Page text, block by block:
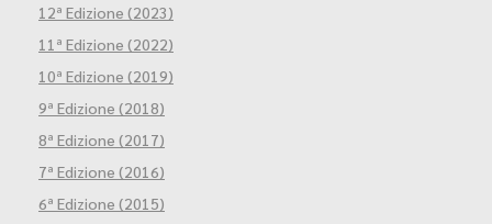
12ª Edizione (2023)
11ª Edizione (2022)
10ª Edizione (2019)
9ª Edizione (2018)
8ª Edizione (2017)
7ª Edizione (2016)
6ª Edizione (2015)